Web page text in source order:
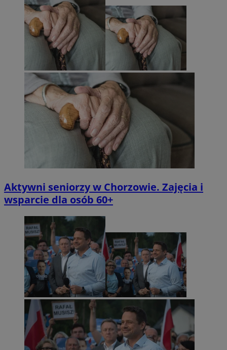
Aktywni seniorzy w Chorzowie. Zajęcia i
wsparcie dla osób 60+